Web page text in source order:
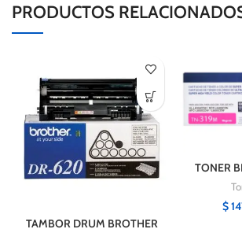
PRODUCTOS
TAMBOR DRUM BROTHER
TONER
$